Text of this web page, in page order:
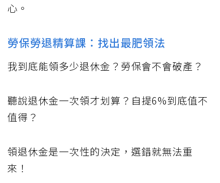
心。
勞保勞退精算課：找出最肥領法
我到底能領多少退休金？勞保會不會破產？
聽說退休金一次領才划算？自提6%到底值不
值得？
領退休金是一次性的決定，選錯就無法重
來！